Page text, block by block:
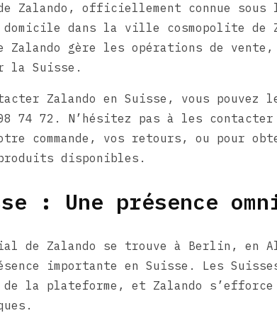
Zalando, officiellement connue sous
dans la ville cosmopolite de
Zalando gère les opérations de
la Suisse.
Zalando en Suisse, vous pouvez
74 72. N’hésitez pas à les
commande, vos retours, ou pour
disponibles.
: Une présence
de Zalando se trouve à Berlin, en
importante en Suisse. Les
la plateforme, et Zalando s’efforce